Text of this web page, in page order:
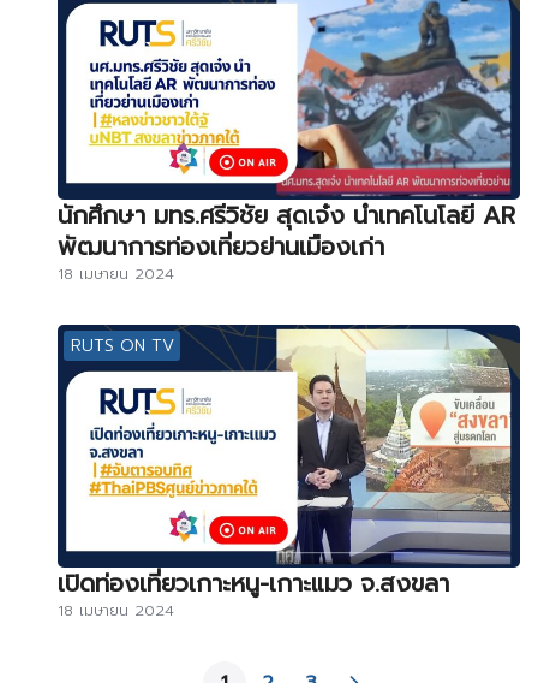
นักศึกษา มทร.ศรีวิชัย สุดเจ๋ง นำเทคโนโลยี AR
พัฒนาการท่องเที่ยวย่านเมืองเก่า
18 เมษายน 2024
RUTS ON TV
เปิดท่องเที่ยวเกาะหนู-เกาะแมว จ.สงขลา
18 เมษายน 2024